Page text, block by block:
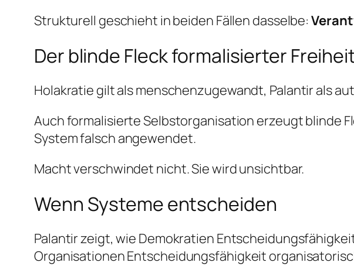
Strukturell geschieht in beiden Fällen dasselbe:
Der blinde Fleck formalisierter
Holakratie gilt als menschenzugewandt, Palantir als
Auch formalisierte Selbstorganisation erzeugt blinde
System falsch angewendet.
Macht verschwindet nicht. Sie wird unsichtbar.
Wenn Systeme entscheiden
Palantir zeigt, wie Demokratien
Organisationen Entscheidungsfähigkeit